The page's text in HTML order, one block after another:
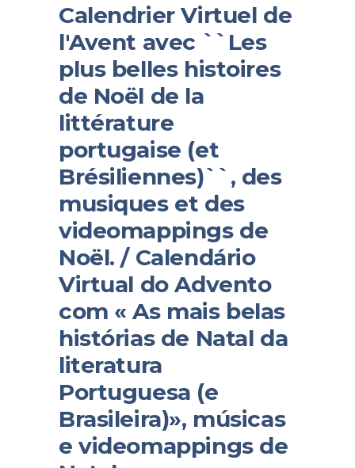
Calendrier Virtuel de
l'Avent avec ``Les
plus belles histoires
de Noël de la
littérature
portugaise (et
Brésiliennes)``, des
musiques et des
videomappings de
Noël. / Calendário
Virtual do Advento
com « As mais belas
histórias de Natal da
literatura
Portuguesa (e
Brasileira)», músicas
e videomappings de